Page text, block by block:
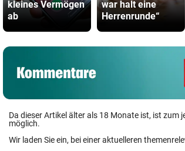
kleines Vermögen
ab
war halt eine
Herrenrunde“
Da dieser Artikel älter als 18 Monate ist, ist
möglich.
Wir laden Sie ein, bei einer aktuelleren